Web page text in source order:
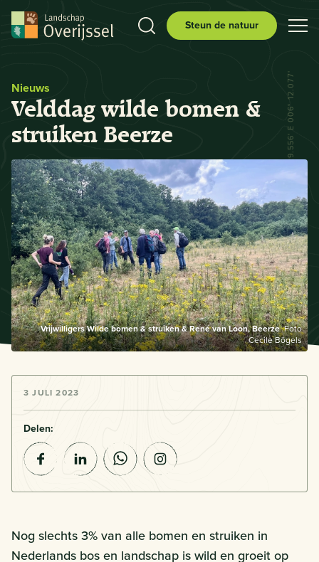
Steun de natuur
Nieuws
Velddag wilde bomen &
struiken Beerze
Vrijwilligers Wilde bomen & struiken & René van Loon, BeerzeFoto
Cecile Bögels
N 52° 29.556' E 006° 12.077'
3 JULI 2023
Delen:
Nog slechts 3% van alle bomen en struiken in
Nederlands bos en landschap is wild en groeit op